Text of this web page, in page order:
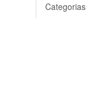
Categorias